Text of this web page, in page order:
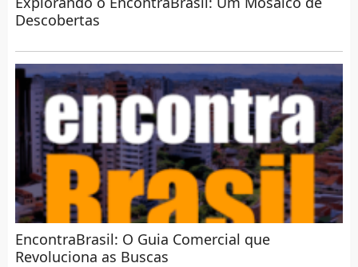
Descobertas
EncontraBrasil: O Guia Comercial que
Revoluciona as Buscas